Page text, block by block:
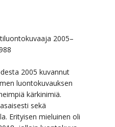
2005–
2005 kuvannut
luontokuvauksen
kärkinimiä.
sekä
Erityisen mieluinen oli